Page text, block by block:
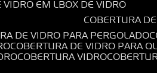
VIDRO EM L BOX DE VIDRO
COBERTURA
DE VIDRO PARA PERGOLADO
COBERTURA DE VIDRO PARA
COBERTURA VIDRO